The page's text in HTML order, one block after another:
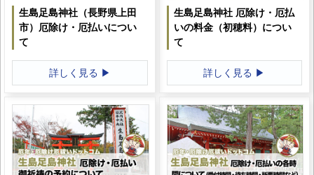
生島足島神社（長野県上田
市）厄除け・厄払いについ
て
詳しく見る ▶
生島足島神社 厄除け・厄払
いの料金（初穂料）につい
て
詳しく見る ▶